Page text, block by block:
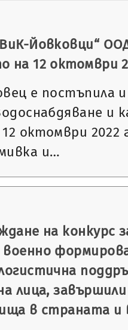
Йовковци“
на 12 октомври
е постъпила
и
октомври 2022
и…
на конкурс
лица,
в страната и